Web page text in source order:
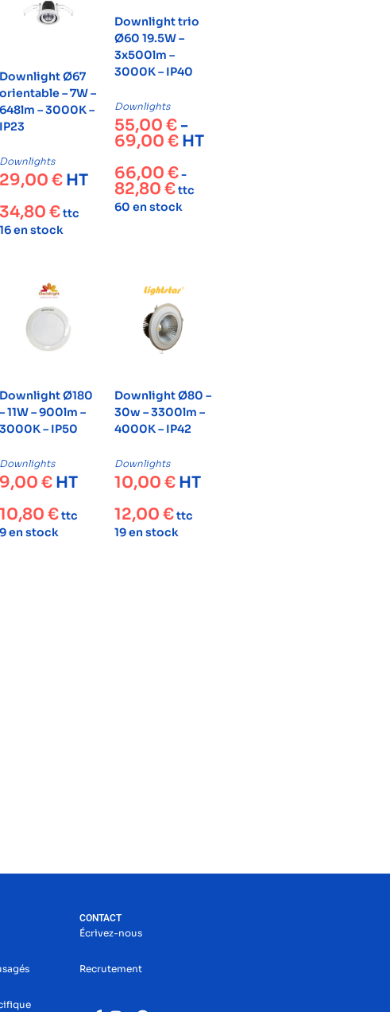
Downlight Ø67
orientable – 7W –
648lm – 3000K –
IP23
Downlights
29,00 € HT
34,80 €ttc
16 en stock
Downlight trio
Ø60 19.5W –
3x500lm –
3000K – IP40
Downlights
55,00 € -
69,00 € HT
66,00 €-
82,80 €ttc
60 en stock
Downlight Ø180
– 11W – 900lm –
3000K – IP50
Downlights
9,00 € HT
10,80 €ttc
9 en stock
Downlight Ø80 –
30w – 3300lm –
4000K – IP42
Downlights
10,00 € HT
12,00 €ttc
19 en stock
CONTACT
Écrivez-nous
Recrutement